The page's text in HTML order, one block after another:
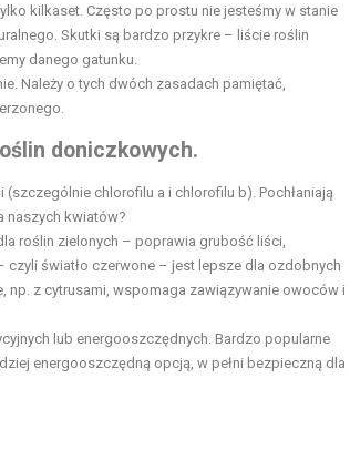
kilkaset. Często po prostu nie jesteśmy w stanie
Skutki są bardzo przykre – liście roślin
danego gatunku.
Należy o tych dwóch zasadach pamiętać,
doniczkowych.
chlorofilu a i chlorofilu b). Pochłaniają
naszych kwiatów?
roślin zielonych – poprawia grubość liści,
światło czerwone – jest lepsze dla ozdobnych
np. z cytrusami, wspomaga zawiązywanie owoców i
lub energooszczędnych. Bardzo popularne
energooszczędną opcją, w pełni bezpieczną dla